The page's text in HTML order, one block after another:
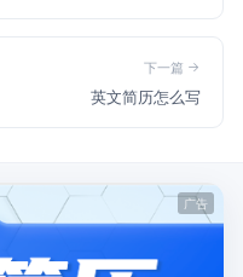
下一篇
英文简历怎么写